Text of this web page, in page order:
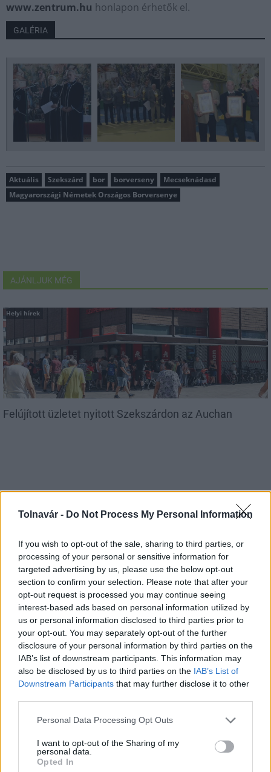
Tolnavár - Do Not Process My Personal Information
If you wish to opt-out of the sale, sharing to third parties, or
processing of your personal or sensitive information for
targeted advertising by us, please use the below opt-out
section to confirm your selection. Please note that after your
opt-out request is processed you may continue seeing
interest-based ads based on personal information utilized by
us or personal information disclosed to third parties prior to
your opt-out. You may separately opt-out of the further
disclosure of your personal information by third parties on the
IAB’s list of downstream participants. This information may
also be disclosed by us to third parties on the IAB’s List of
Downstream Participants that may further disclose it to other
Please note that this website/app uses one or more Google
not limited to your visit or usage behaviour. You may click to
grant or deny consent to Google and its third-party tags to
use your data for below specified purposes in below Google
Personal Data Processing Opt Outs
I want to opt-out of the Sharing of my
personal data.
Opted In
www.zentrum.hu honlapon érhetők el.
GALÉRIA
Aktuális Szekszárd bor borverseny
Mecseknádasd
Magyarországi Németek Országos Borversenye
AJÁNLJUK MÉG
Helyi hírek
Felújított üzletet nyitott Szekszárdon az Auchan
Energiaválság: az éjszakai fordulat bizakodásra ad okot
Aktuális